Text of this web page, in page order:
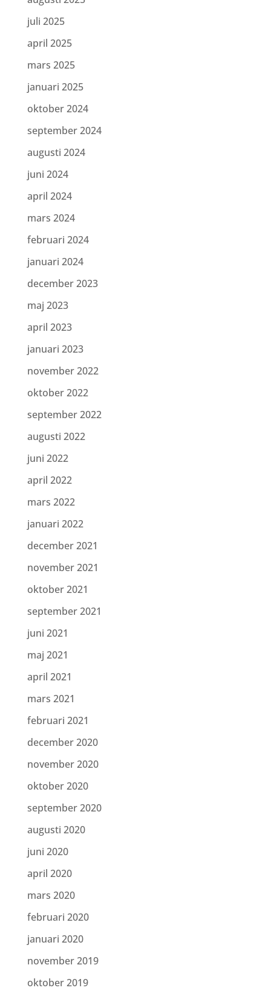
juli 2025
april 2025
mars 2025
januari 2025
oktober 2024
september 2024
augusti 2024
juni 2024
april 2024
mars 2024
februari 2024
januari 2024
december 2023
maj 2023
april 2023
januari 2023
november 2022
oktober 2022
september 2022
augusti 2022
juni 2022
april 2022
mars 2022
januari 2022
december 2021
november 2021
oktober 2021
september 2021
juni 2021
maj 2021
april 2021
mars 2021
februari 2021
december 2020
november 2020
oktober 2020
september 2020
augusti 2020
juni 2020
april 2020
mars 2020
februari 2020
januari 2020
november 2019
oktober 2019